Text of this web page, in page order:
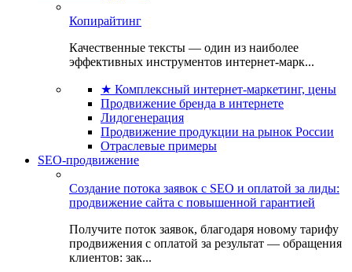
Копирайтинг
Качественные тексты — один из наиболее
эффективных инструментов интернет-марк...
★ Комплексный интернет-маркетинг, цены
Продвижение бренда в интернете
Лидогенерация
Продвижение продукции на рынок России
Отраслевые примеры
SEO-продвижение
Создание потока заявок с SEO и оплатой за лиды:
продвижение сайта с повышенной гарантией
Получите поток заявок, благодаря новому тарифу
продвижения с оплатой за результат — обращения
клиентов: зак...